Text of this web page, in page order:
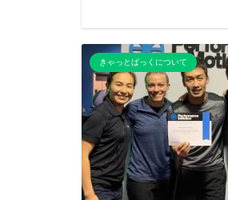
きゃっとばっくについて